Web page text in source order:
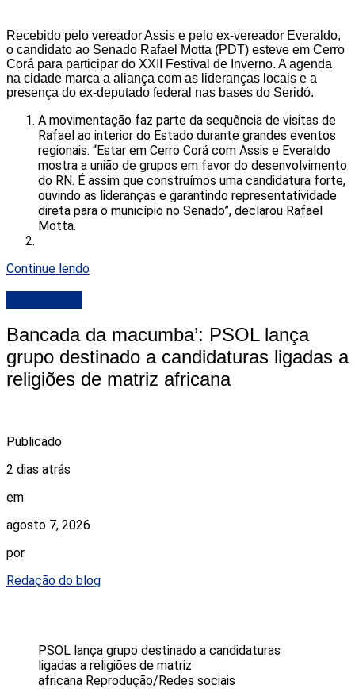
Recebido pelo vereador Assis e pelo ex-vereador Everaldo,
o candidato ao Senado Rafael Motta (PDT) esteve em Cerro
Corá para participar do XXII Festival de Inverno. A agenda
na cidade marca a aliança com as lideranças locais e a
presença do ex-deputado federal nas bases do Seridó.
A movimentação faz parte da sequência de visitas de
Rafael ao interior do Estado durante grandes eventos
regionais. “Estar em Cerro Corá com Assis e Everaldo
mostra a união de grupos em favor do desenvolvimento
do RN. É assim que construímos uma candidatura forte,
ouvindo as lideranças e garantindo representatividade
direta para o município no Senado”, declarou Rafael
Motta.
Continue lendo
Bancada da macumba’: PSOL lança
grupo destinado a candidaturas ligadas a
religiões de matriz africana
Publicado
2 dias atrás
em
agosto 7, 2026
por
Redação do blog
PSOL lança grupo destinado a candidaturas
ligadas a religiões de matriz
africana Reprodução/Redes sociais